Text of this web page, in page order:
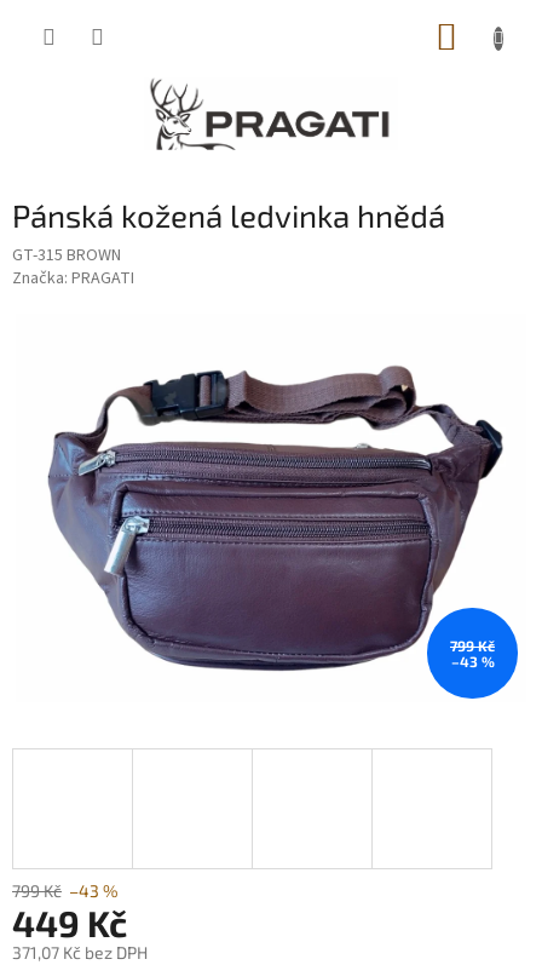
Pánská kožená ledvinka hnědá
GT-315 BROWN
Značka: PRAGATI
799 Kč
–43 %
799 Kč –43 %
449 Kč
371,07 Kč bez DPH